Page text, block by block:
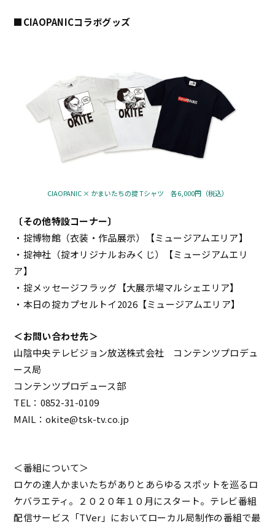
■CIAOPANICコラボグッズ
CIAOPANIC × かまいたちの掟 Tシャツ 各6,000円（税込）
〔その他特設コーナー〕
・掟博物館（衣装・作品展示）【ミュージアムエリア】
・掟神社（掟オリジナルおみくじ）【ミュージアムエリ
ア】
・掟メッセージフラッグ【大展示場マルシェエリア】
・本日の掟カプセルトイ2026【ミュージアムエリア】
＜お問い合わせ先＞
山陰中央テレビジョン放送株式会社 コンテンツプロデュ
ース局
コンテンツプロデュース部
TEL：0852-31-0109
MAIL：okite@tsk-tv.co.jp
＜番組について＞
ロケの達人かまいたちがありとあらゆるスポットを巡るロ
ケバラエティ。２０２０年１０月にスタート。テレビ番組
配信サービス「TVer」においてローカル局制作の番組で最